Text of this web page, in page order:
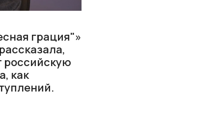
грация"»
российскую
как